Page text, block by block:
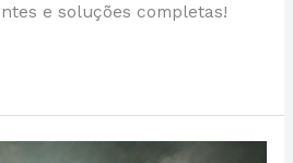
e soluções completas!